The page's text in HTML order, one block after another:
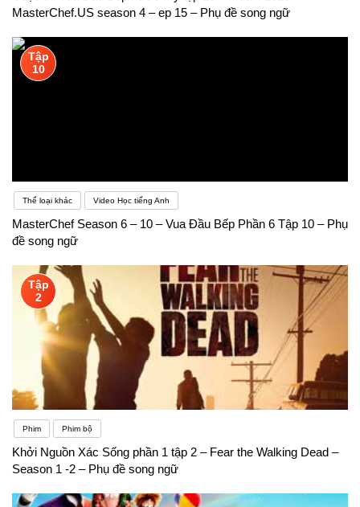
MasterChef.US season 4 – ep 15 – Phụ đề song ngữ
Tập
10
Thể loại khác Video Học tiếng Anh
MasterChef Season 6 – 10 – Vua Đầu Bếp Phần 6 Tập 10 – Phụ
đề song ngữ
Tập
2
Phim Phim bộ
Khởi Nguồn Xác Sống phần 1 tập 2 – Fear the Walking Dead –
Season 1 -2 – Phụ đề song ngữ